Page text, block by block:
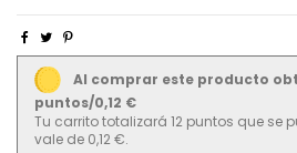
Al comprar este producto
puntos/0,12 €
Tu carrito totalizará 12 puntos que se
vale de 0,12 €.